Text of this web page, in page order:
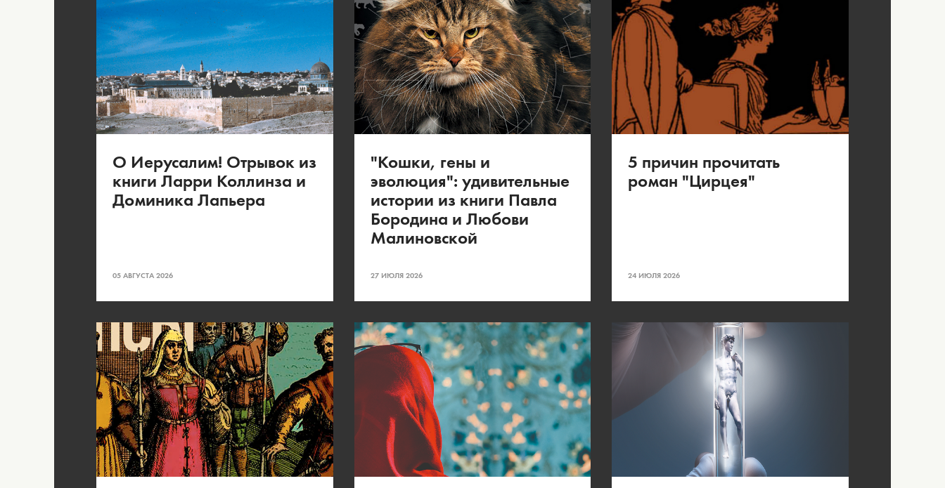
О Иерусалим! Отрывок из
книги Ларри Коллинза и
Доминика Лапьера
05 АВГУСТА 2026
"Кошки, гены и
эволюция": удивительные
истории из книги Павла
Бородина и Любови
Малиновской
27 ИЮЛЯ 2026
5 причин прочитать
роман "Цирцея"
24 ИЮЛЯ 2026